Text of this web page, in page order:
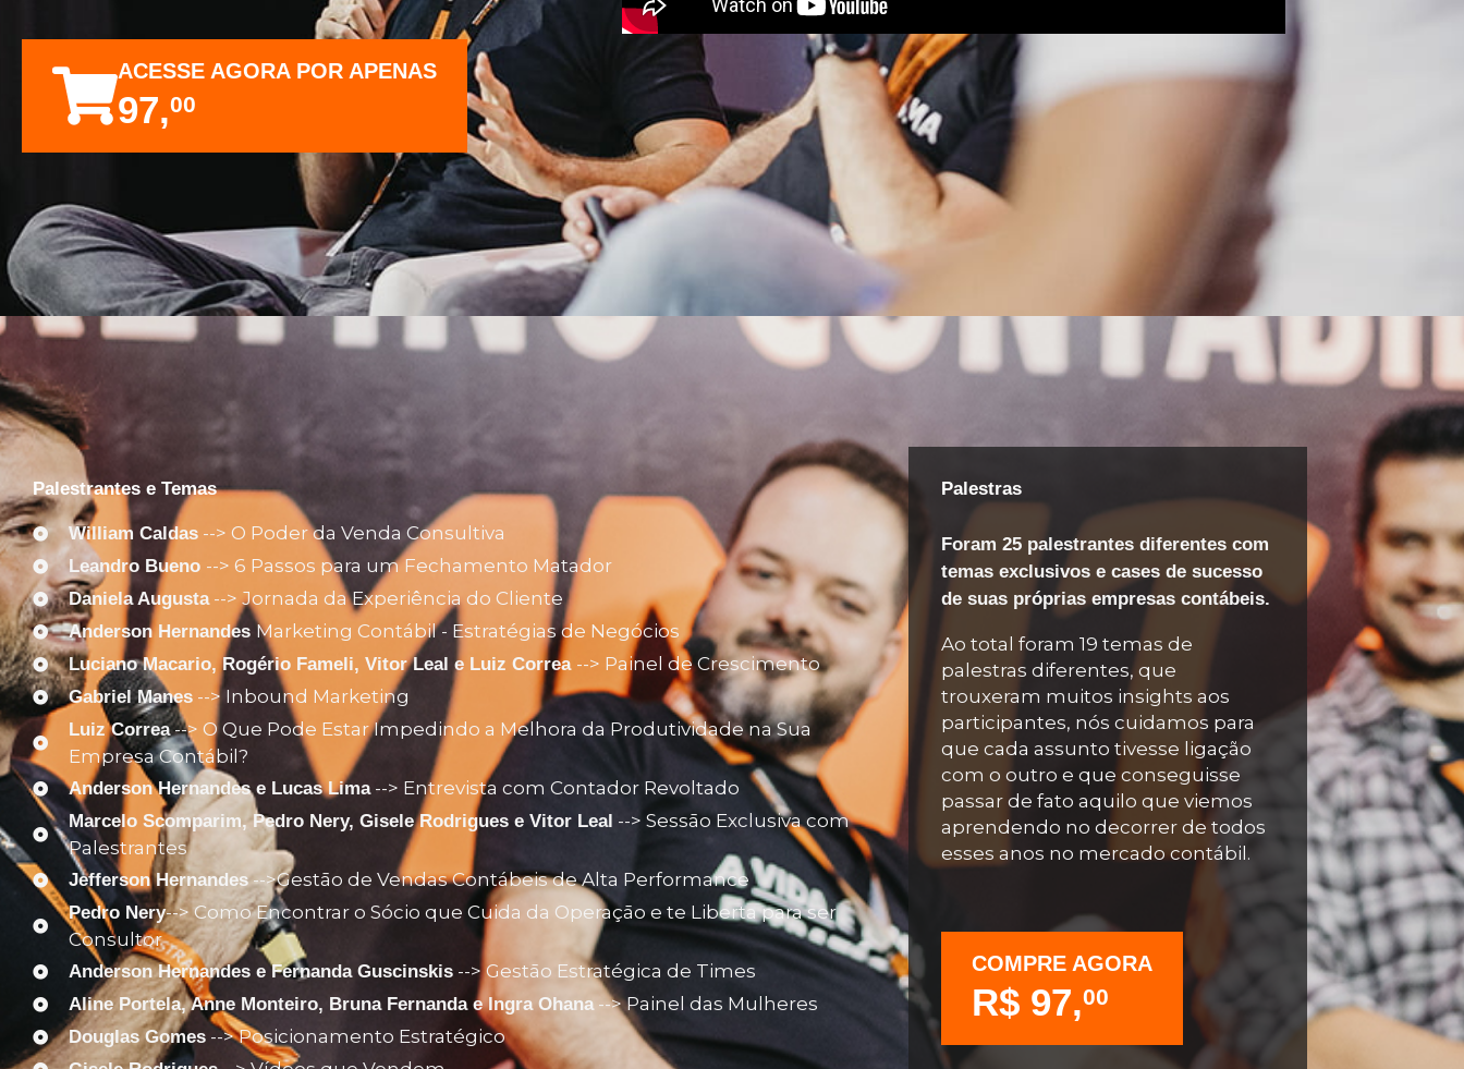
ACESSE AGORA POR APENAS
97,00
Palestrantes e Temas
William Caldas--> O Poder da Venda Consultiva
Leandro Bueno --> 6 Passos para um Fechamento Matador
Daniela Augusta--> Jornada da Experiência do Cliente
Anderson Hernandes Marketing Contábil - Estratégias de Negócios
Luciano Macario, Rogério Fameli, Vitor Leal e Luiz Correa --> Painel de Crescimento
Gabriel Manes--> Inbound Marketing
Luiz Correa--> O Que Pode Estar Impedindo a Melhora da Produtividade na Sua
Empresa Contábil?
Anderson Hernandes e Lucas Lima--> Entrevista com Contador Revoltado
Marcelo Scomparim, Pedro Nery, Gisele Rodrigues e Vitor Leal --> Sessāo Exclusiva com
Palestrantes
Jefferson Hernandes-->Gestāo de Vendas Contábeis de Alta Performance
Pedro Nery--> Como Encontrar o Sócio que Cuida da Operaçāo e te Liberta para ser
Consultor
Anderson Hernandes e Fernanda Guscinskis--> Gestāo Estratégica de Times
Aline Portela, Anne Monteiro, Bruna Fernanda e Ingra Ohana--> Painel das Mulheres
Douglas Gomes--> Posicionamento Estratégico
Palestras
Foram 25 palestrantes diferentes com
temas exclusivos e cases de sucesso
de suas próprias empresas contábeis.
Ao total foram 19 temas de
palestras diferentes, que
trouxeram muitos insights aos
participantes, nós cuidamos para
que cada assunto tivesse ligação
com o outro e que conseguisse
passar de fato aquilo que viemos
aprendendo no decorrer de todos
esses anos no mercado contábil.
COMPRE AGORA
R$ 97,00